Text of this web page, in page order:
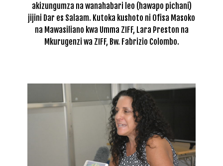
akizungumza na wanahabari leo (hawapo pichani)
jijini Dar es Salaam. Kutoka kushoto ni Ofisa Masoko
na Mawasiliano kwa Umma ZIFF, Lara Preston na
Mkurugenzi wa ZIFF, Bw. Fabrizio Colombo.